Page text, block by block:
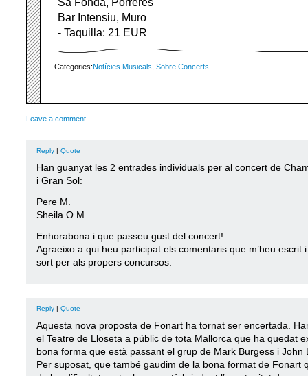
Sa Fonda, Porreres
Bar Intensiu, Muro
- Taquilla: 21 EUR
Categories:Notícies Musicals Sobre Concerts
Leave a comment
Reply | Quote
Han guanyat les 2 entrades individuals per al concert de
i Gran Sol:
Pere M.
Sheila O.M.
Enhorabona i que passeu gust del concert!
Agraeixo a qui heu participat els comentaris que m’heu escrit
sort per als propers concursos.
Reply | Quote
Aquesta nova proposta de Fonart ha tornat ser encertada.
el Teatre de Lloseta a públic de tota Mallorca que ha quedat
bona forma que està passant el grup de Mark Burgess i John
Per suposat, que també gaudim de la bona format de Fonart